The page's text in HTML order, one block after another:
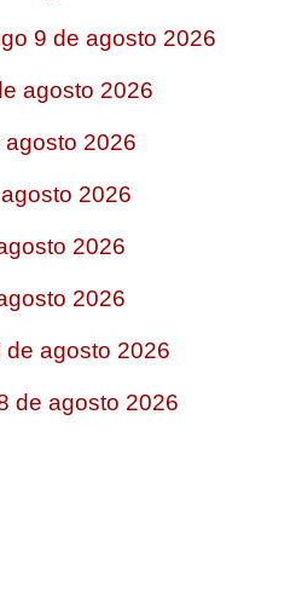
9 de agosto 2026
agosto 2026
2026
2026
2026
2026
agosto 2026
de agosto 2026